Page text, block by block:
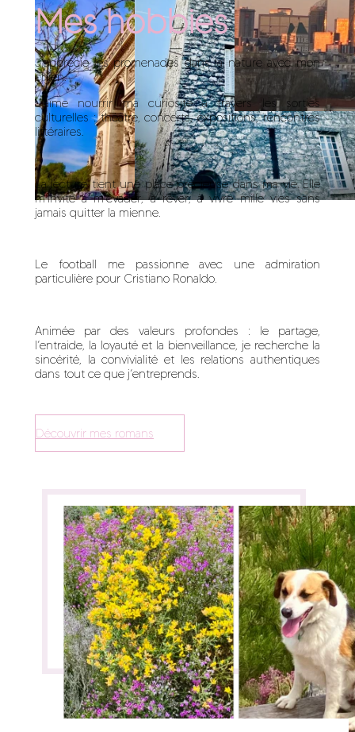
Mes hobbies
J’apprécie les promenades dans la nature avec mon
chien.
J’aime nourrir ma curiosité à travers les sorties
culturelles : théâtre, concerts, expositions, rencontres
littéraires.
La lecture tient une place précieuse dans ma vie. Elle
m’invite à m’évader, à rêver, à vivre mille vies sans
jamais quitter la mienne.
Le football me passionne avec une admiration
particulière pour Cristiano Ronaldo.
Animée par des valeurs profondes : le partage,
l’entraide, la loyauté et la bienveillance, je recherche la
sincérité, la convivialité et les relations authentiques
dans tout ce que j’entreprends.
Découvrir mes romans